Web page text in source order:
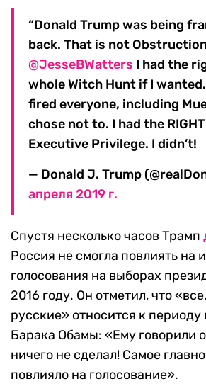
“Donald Trump was being
back. That is not
@JesseBWatters I had the
whole Witch Hunt if I
fired everyone, including
chose not to. I had the
Executive Privilege. I didn’t!
— Donald J. Trump
апреля 2019 г.
Спустя несколько часов Трамп
Россия не смогла повлиять на
голосования на выборах
2016 году. Он отметил, что
русские» относится к периоду
Барака Обамы: «Ему говорили
ничего не сделал! Самое
повлияло на голосование».